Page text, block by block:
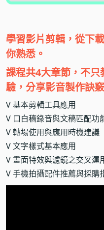
學習影片剪輯，從下
你熟悉。
課程共4大章節，不
驗，分享影音製作訣
V 基本剪輯工具應用
V 口白稿錄音與文稿匹配功
V 轉場使用與應用時機建議
V 文字樣式基本應用
V 畫面特效與濾鏡之交叉運
V 手機拍攝配件推薦與採購